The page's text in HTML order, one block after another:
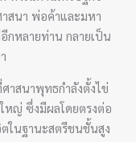
สนา พ่อค้าและมหา
กหลายท่าน กลายเป็น
าสนาพุทธกำลังตั้งไข่
หญ่ ซึ่งมีผลโดยตรงต่อ
ในฐานะสตรีชนชั้นสูง